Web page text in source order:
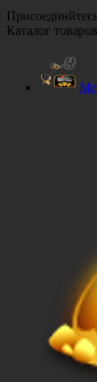
Каталог товаров